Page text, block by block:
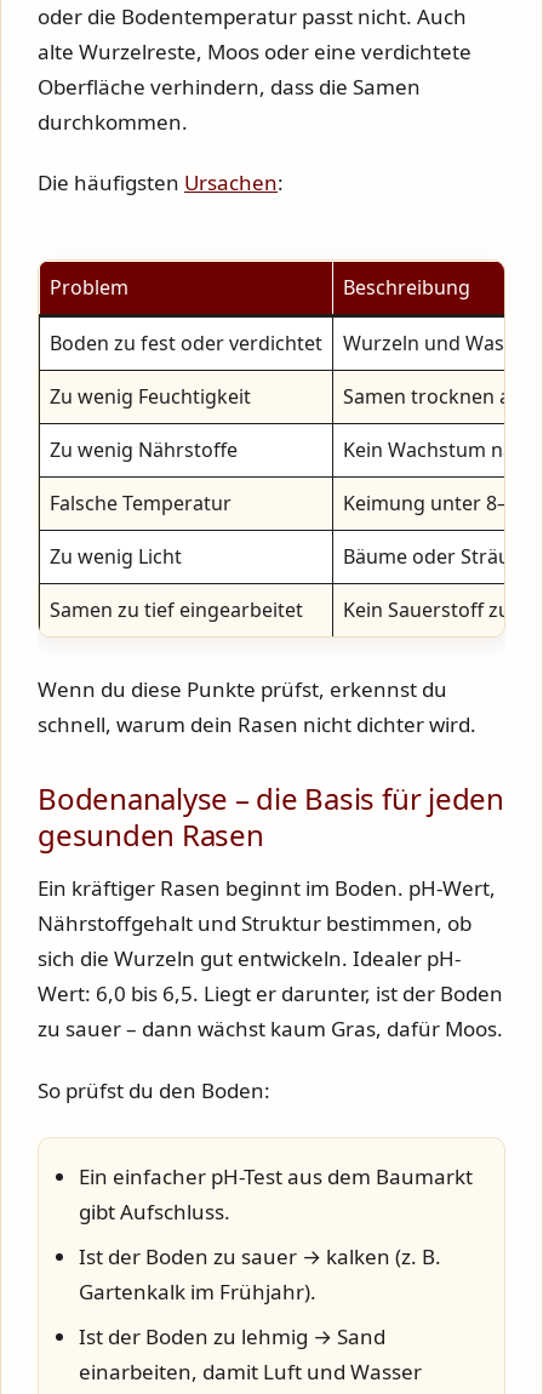
oder die Bodentemperatur passt nicht. Auch
alte Wurzelreste, Moos oder eine verdichtete
Oberfläche verhindern, dass die Samen
durchkommen.
Die häufigsten Ursachen:
Problem Beschreibung
Boden zu fest oder verdichtet
Wurzeln und
Zu wenig Feuchtigkeit
Samen trocknen
Zu wenig Nährstoffe
Kein Wachstum
Falsche Temperatur
Keimung unter 8–10
Zu wenig Licht
Bäume oder
Samen zu tief eingearbeitet
Kein Sauerstoff zum
Wenn du diese Punkte prüfst, erkennst du
schnell, warum dein Rasen nicht dichter wird.
Bodenanalyse – die Basis für jeden
gesunden Rasen
Ein kräftiger Rasen beginnt im Boden. pH-Wert,
Nährstoffgehalt und Struktur bestimmen, ob
sich die Wurzeln gut entwickeln. Idealer pH-
Wert: 6,0 bis 6,5. Liegt er darunter, ist der Boden
zu sauer – dann wächst kaum Gras, dafür Moos.
So prüfst du den Boden:
Ein einfacher pH-Test aus dem Baumarkt
gibt Aufschluss.
Ist der Boden zu sauer → kalken (z. B.
Gartenkalk im Frühjahr).
Ist der Boden zu lehmig → Sand
einarbeiten, damit Luft und Wasser